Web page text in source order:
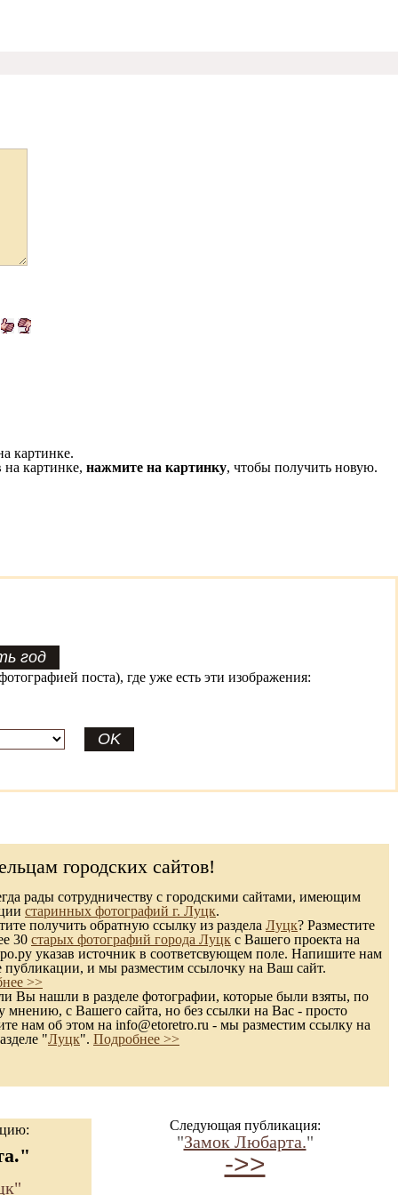
картинке.
картинке, нажмите на картинку, чтобы получить новую.
поста), где уже есть эти изображения:
городских сайтов!
рады сотрудничеству с городскими сайтами, имеющим
старинных фотографий г. Луцк.
получить обратную ссылку из раздела Луцк? Разместите
30 старых фотографий города Луцк с Вашего проекта на
указав источник в соответсвующем поле. Напишите нам
публикации, и мы разместим ссылочку на Ваш сайт.
>>
Вы нашли в разделе фотографии, которые были взяты, по
мнению, с Вашего сайта, но без ссылки на Вас - просто
нам об этом на info@etoretro.ru - мы разместим ссылку на
"Луцк". Подробнее >>
Следующая публикация:
"Замок Любарта."
->>